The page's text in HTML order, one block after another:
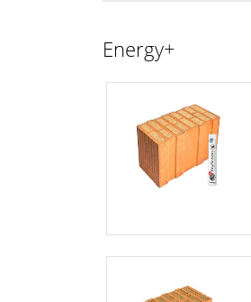
Energy+